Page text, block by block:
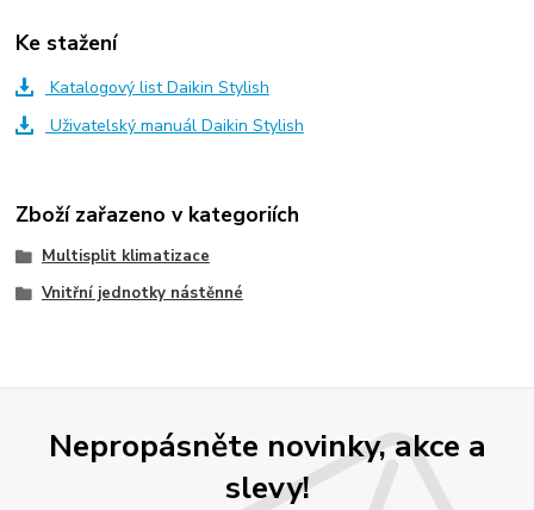
Ke stažení
Katalogový list Daikin Stylish
Uživatelský manuál Daikin Stylish
Zboží zařazeno v kategoriích
Multisplit klimatizace
Vnitřní jednotky nástěnné
Nepropásněte novinky, akce a
slevy!